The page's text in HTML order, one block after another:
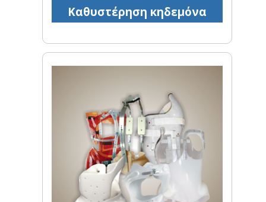
Καθυστέρηση κηδεμόνα